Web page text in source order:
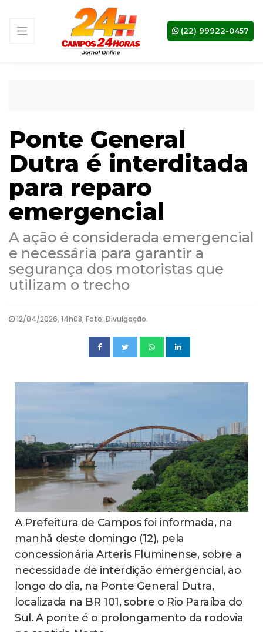
(22) 99922-0457
Ponte General
Dutra é interditada
para reparo
emergencial
A ação é considerada emergencial
e necessária para garantir a
segurança dos motoristas que
utilizam o trecho
12/04/2026, 14h08, Foto: Divulgação.
A Prefeitura de Campos foi informada, na
manhã deste domingo (12), pela
concessionária Arteris Fluminense, sobre a
necessidade de interdição emergencial, ao
longo do dia, na Ponte General Dutra,
localizada na BR 101, sobre o Rio Paraíba do
Sul. A ponte é o prolongamento da rodovia